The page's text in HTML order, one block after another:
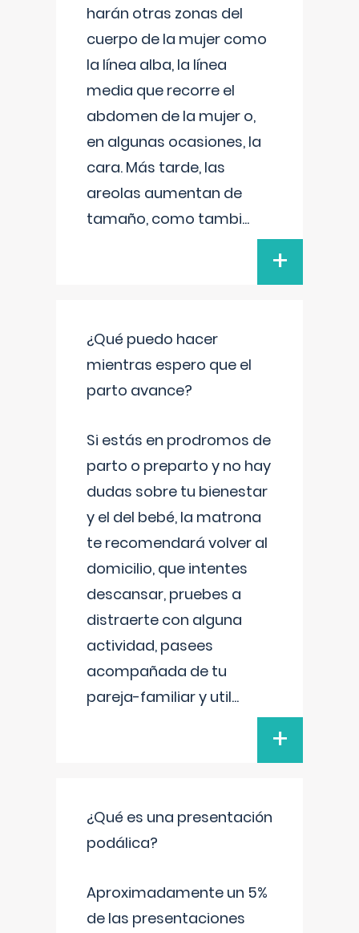
harán otras zonas del
cuerpo de la mujer como
la línea alba, la línea
media que recorre el
abdomen de la mujer o,
en algunas ocasiones, la
cara. Más tarde, las
areolas aumentan de
tamaño, como tambi...
+
¿Qué puedo hacer
mientras espero que el
parto avance?
Si estás en prodromos de
parto o preparto y no hay
dudas sobre tu bienestar
y el del bebé, la matrona
te recomendará volver al
domicilio, que intentes
descansar, pruebes a
distraerte con alguna
actividad, pasees
acompañada de tu
pareja-familiar y util...
+
¿Qué es una presentación
podálica?
Aproximadamente un 5%
de las presentaciones